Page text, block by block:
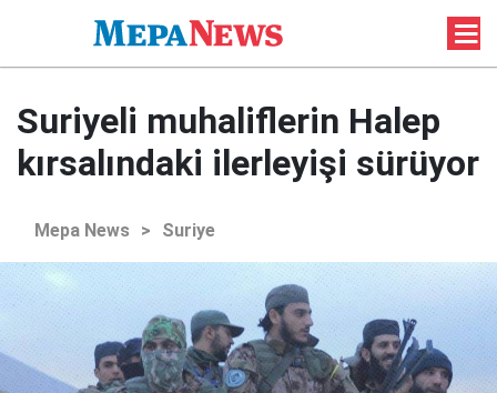
Suriyeli muhaliflerin Halep
kırsalındaki ilerleyişi sürüyor
Mepa News > Suriye